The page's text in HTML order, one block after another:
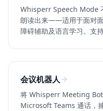
Whisperr Speech Mode
朗读出来——适用于面对
障碍辅助及语言学习。支
会议机器人
将 Whisperr Meeting
Microsoft Teams 通话，